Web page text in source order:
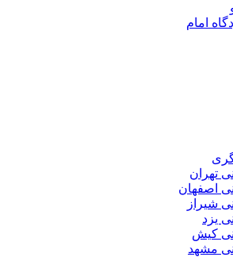
تهران
اصفهان
شیراز
یزد
کیش
مشهد